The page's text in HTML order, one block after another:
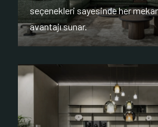
seçenekleri sayesinde her
avantajı sunar.